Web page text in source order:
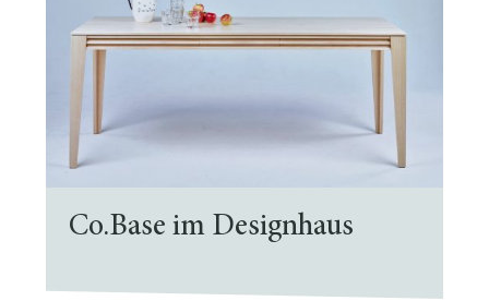
Co.Base im Designhaus